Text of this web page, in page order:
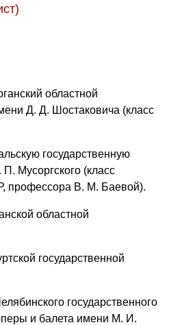
областной
Д. Д. Шостаковича (класс
государственную
Мусоргского (класс
профессора В. М. Баевой).
областной
государственной
государственного
и балета имени М. И.